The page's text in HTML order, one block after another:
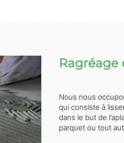
Ragréage
Nous nous
qui consiste à
dans le but de
parquet ou tout